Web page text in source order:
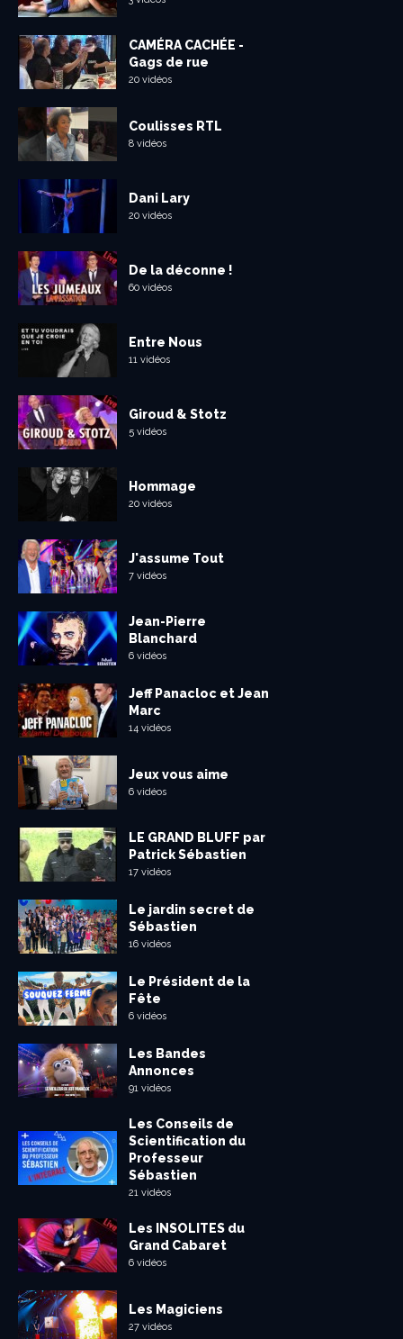
CAMÉRA CACHÉE -
Gags de rue
20 vidéos
Coulisses RTL
8 vidéos
Dani Lary
20 vidéos
De la déconne !
60 vidéos
Entre Nous
11 vidéos
Giroud & Stotz
5 vidéos
Hommage
20 vidéos
J'assume Tout
7 vidéos
Jean-Pierre
Blanchard
6 vidéos
Jeff Panacloc et Jean
Marc
14 vidéos
Jeux vous aime
6 vidéos
LE GRAND BLUFF par
Patrick Sébastien
17 vidéos
Le jardin secret de
Sébastien
16 vidéos
Le Président de la
Fête
6 vidéos
Les Bandes
Annonces
91 vidéos
Les Conseils de
Scientification du
Professeur
Sébastien
21 vidéos
Les INSOLITES du
Grand Cabaret
6 vidéos
Les Magiciens
27 vidéos